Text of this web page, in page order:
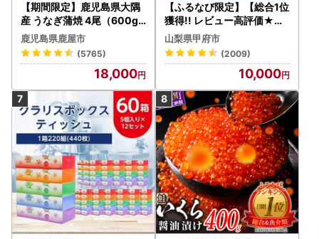
【期間限定】鹿児島県大隅
産 うなぎ蒲焼 4尾（600g
） KN007-004-04-cp18
うなぎ 鰻 魚 惣菜 総菜
鹿児島県鹿屋市
(5765)
18,000
【ふるなび限定】【総合1位
獲得!! レビュー高評価★】
〈2026年度配送分〉山梨
県産 シャインマスカット 2
～3房（1.0kg以上）シャイ
ン フルーツ FN-Limited-S
P
山梨県甲府市
(2009)
10,000